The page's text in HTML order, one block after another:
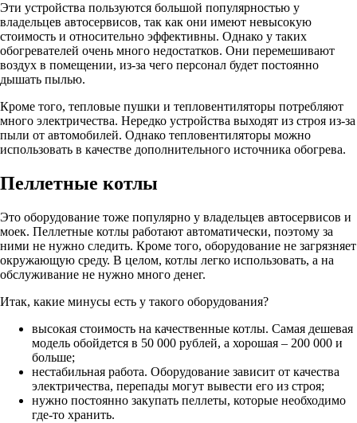
Эти устройства пользуются большой популярностью у
владельцев автосервисов, так как они имеют невысокую
стоимость и относительно эффективны. Однако у таких
обогревателей очень много недостатков. Они перемешивают
воздух в помещении, из-за чего персонал будет постоянно
дышать пылью.
Кроме того, тепловые пушки и тепловентиляторы потребляют
много электричества. Нередко устройства выходят из строя из-за
пыли от автомобилей. Однако тепловентиляторы можно
использовать в качестве дополнительного источника обогрева.
Пеллетные котлы
Это оборудование тоже популярно у владельцев автосервисов и
моек. Пеллетные котлы работают автоматически, поэтому за
ними не нужно следить. Кроме того, оборудование не загрязняет
окружающую среду. В целом, котлы легко использовать, а на
обслуживание не нужно много денег.
Итак, какие минусы есть у такого оборудования?
высокая стоимость на качественные котлы. Самая дешевая
модель обойдется в 50 000 рублей, а хорошая – 200 000 и
больше;
нестабильная работа. Оборудование зависит от качества
электричества, перепады могут вывести его из строя;
нужно постоянно закупать пеллеты, которые необходимо
где-то хранить.